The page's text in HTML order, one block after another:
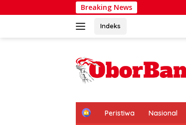
to
Breaking News
Indeks
H
Peristiwa Nasional